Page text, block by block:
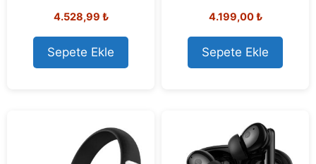
o
t
o
f
5
4.528,99 ₺
Sepete Ekle
o
t
o
f
5
4.199,00₺
Sepete Ekle